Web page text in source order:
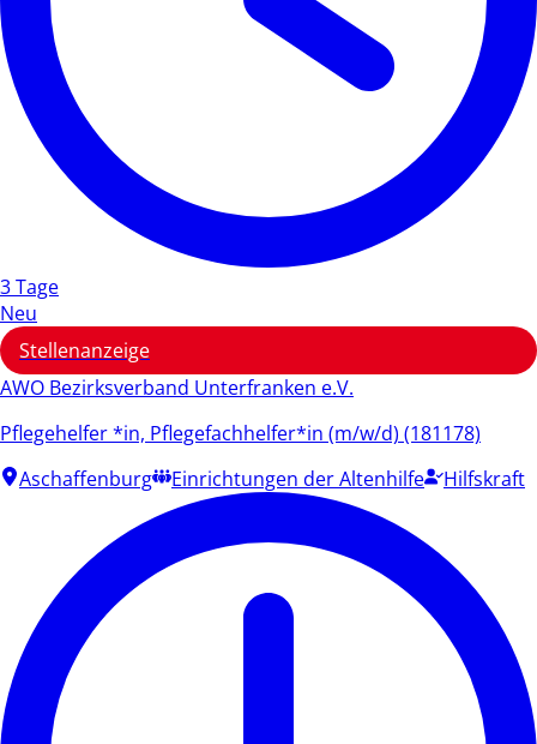
3 Tage
Neu
Stellenanzeige
AWO Bezirksverband Unterfranken e.V.
Pflegehelfer *in, Pflegefachhelfer*in (m/w/d) (181178)
Aschaffenburg
Einrichtungen der Altenhilfe Hilfskraft